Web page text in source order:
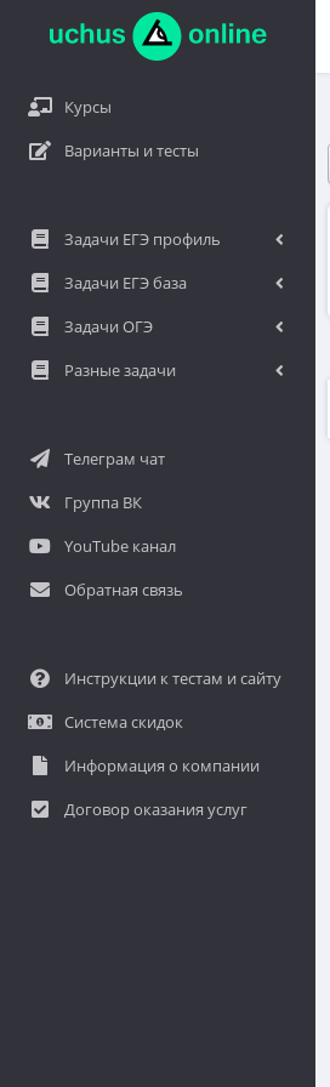
Курсы
Варианты и тесты
Задачи ЕГЭ профиль
Задачи ЕГЭ база
Задачи ОГЭ
Разные задачи
Телеграм чат
Группа ВК
YouTube канал
Обратная связь
Инструкции к тестам и сайту
Система скидок
Информация о компании
Договор оказания услуг